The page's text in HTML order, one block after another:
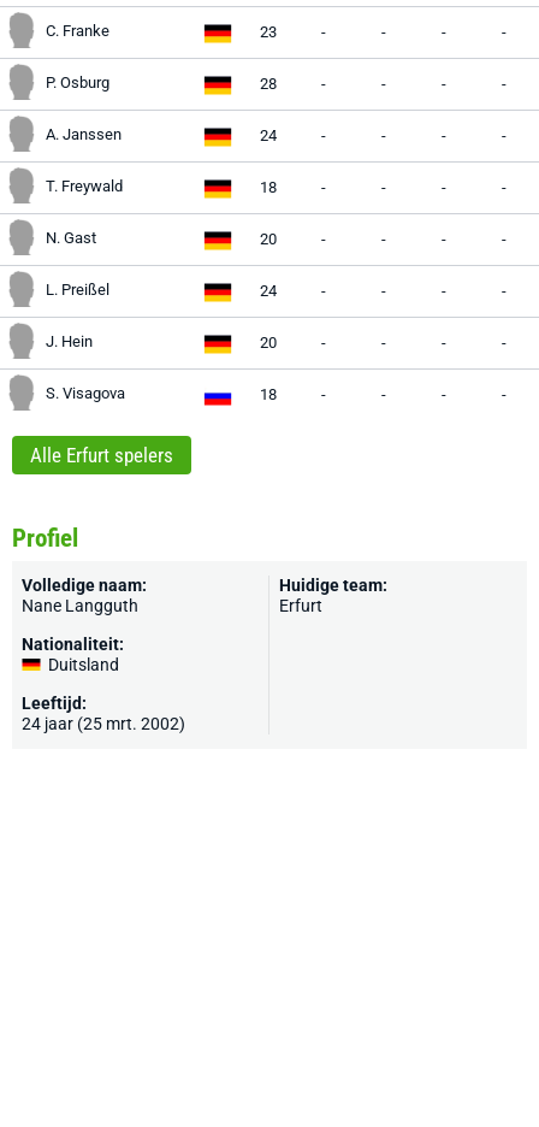
C. Franke 23 - - - -
P. Osburg 28 - - - -
A. Janssen 24 - - - -
T. Freywald 18 - - - -
N. Gast 20 - - - -
L. Preißel 24 - - - -
J. Hein 20 - - - -
S. Visagova 18 - - - -
Alle Erfurt spelers
Profiel
Volledige naam:
Nane Langguth
Nationaliteit:
Duitsland
Leeftijd:
24 jaar (25 mrt. 2002)
Huidige team:
Erfurt